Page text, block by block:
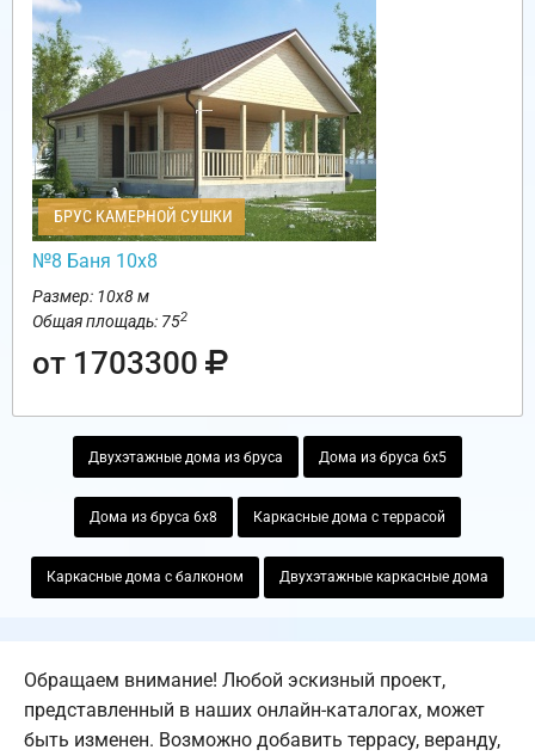
БРУС КАМЕРНОЙ СУШКИ
№8 Баня 10х8
Размер: 10х8 м
Общая площадь: 752
от 1703300
Двухэтажные дома из бруса Дома из бруса 6х5
Дома из бруса 6х8 Каркасные дома с террасой
Каркасные дома с балконом Двухэтажные каркасные дома
Обращаем внимание! Любой эскизный проект,
представленный в наших онлайн-каталогах, может
быть изменен. Возможно добавить террасу, веранду,